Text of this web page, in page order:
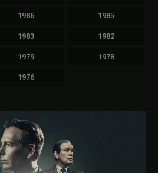
1986 1985
1983 1982
1979 1978
1976